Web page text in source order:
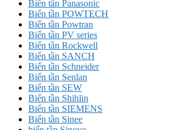
Biến tần Panasonic
Biến tần POWTECH
Biến tần Powtran
Biến tần PV series
Biến tần Rockwell
Biến tần SANCH
Biến tần Schneider
Biến tần Senlan
Biến tần SEW
Biến tần Shihlin
Biến tần SIEMENS
Biến tần Sinee